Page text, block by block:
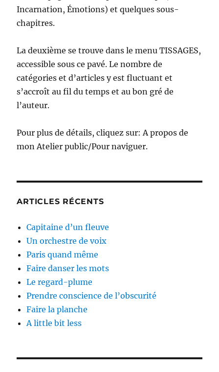
Incarnation, Émotions) et quelques sous-
chapitres.
La deuxième se trouve dans le menu TISSAGES,
accessible sous ce pavé. Le nombre de
catégories et d’articles y est fluctuant et
s’accroît au fil du temps et au bon gré de
l’auteur.
Pour plus de détails, cliquez sur: A propos de
mon Atelier public/Pour naviguer.
ARTICLES RÉCENTS
Capitaine d’un fleuve
Un orchestre de voix
Paris quand même
Faire danser les mots
Le regard-plume
Prendre conscience de l’obscurité
Faire la planche
A little bit less